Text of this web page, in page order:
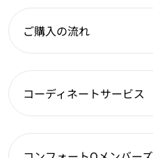
ご購入の流れ
コーディネートサービス